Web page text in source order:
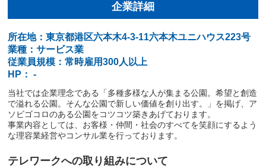
企業詳細
所在地：東京都港区六本木4-3-11六本木ユニハウス223号
業種：サービス業
従業員規模：常時雇用300人以上
HP： -
当社では企業理念である「多種多様な人が集まる公園。希望と創造
で溢れる公園。そんな公園で新しい価値を創り出す。」を掲げ、ア
ソビゴコロのある公園をコツコツ築きあげております。
事業内容としては、お客様・仲間・社会のすべてを笑顔にするよう
な理容業経営やコンサル業を行っております。
テレワークへの取り組みについて